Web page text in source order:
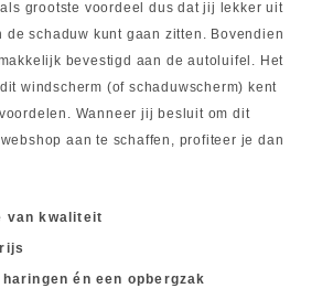
grootste voordeel dus dat jij lekker uit
de schaduw kunt gaan zitten. Bovendien
bevestigd aan de autoluifel. Het
windscherm (of schaduwscherm) kent
Wanneer jij besluit om dit
aan te schaffen, profiteer je dan
van kwaliteit
én een opbergzak